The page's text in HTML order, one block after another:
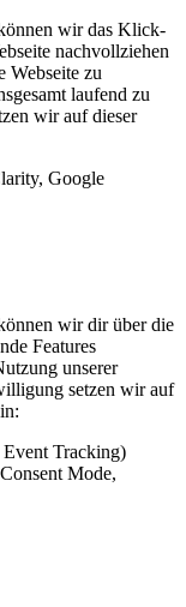
wir das Klick-
nachvollziehen
Webseite zu
laufend zu
wir auf dieser
Google
wir dir über die
Features
unserer
setzen wir auf
Tracking)
Mode,